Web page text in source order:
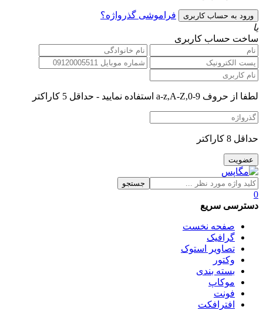
فراموشی گذرواژه؟
یا
ساخت حساب کاربری
لطفا از حروف a-z,A-Z,0-9 استفاده نمایید - حداقل 5 کاراکتر
حداقل 8 کاراکتر
جستجو
0
دسترسی سریع
صفحه نخست
گرافیک
تصاویر استوک
وکتور
بسته بندی
موکاپ
فونت
افترافکت